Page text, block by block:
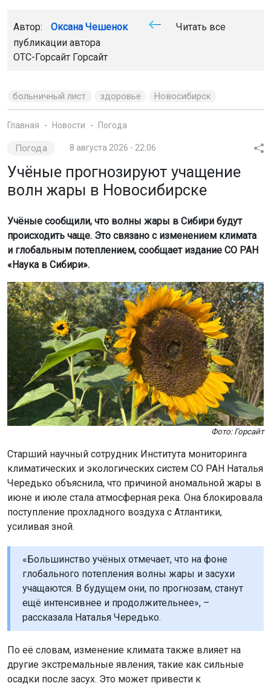
Автор: Оксана Чешенок
Читать все
публикации автора
ОТС-Горсайт Горсайт
больничный лист здоровье Новосибирск
Главная Новости Погода
Погода 8 августа 2026 - 22:06
Учёные прогнозируют учащение
волн жары в Новосибирске
Учёные сообщили, что волны жары в Сибири будут
происходить чаще. Это связано с изменением климата
и глобальным потеплением, сообщает издание СО РАН
«Наука в Сибири».
Фото: Горсайт
Старший научный сотрудник Института мониторинга
климатических и экологических систем СО РАН Наталья
Чередько объяснила, что причиной аномальной жары в
июне и июле стала атмосферная река. Она блокировала
поступление прохладного воздуха с Атлантики,
усиливая зной.
«Большинство учёных отмечает, что на фоне
глобального потепления волны жары и засухи
учащаются. В будущем они, по прогнозам, станут
ещё интенсивнее и продолжительнее», –
рассказала Наталья Чередько.
По её словам, изменение климата также влияет на
другие экстремальные явления, такие как сильные
осадки после засух. Это может привести к